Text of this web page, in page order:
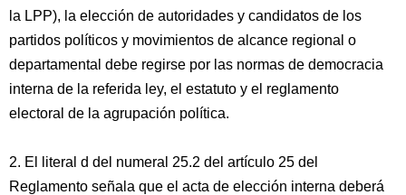
la LPP), la elección de autoridades y candidatos de los
partidos políticos y movimientos de alcance regional o
departamental debe regirse por las normas de democracia
interna de la referida ley, el estatuto y el reglamento
electoral de la agrupación política.
2. El literal d del numeral 25.2 del artículo 25 del
Reglamento señala que el acta de elección interna deberá